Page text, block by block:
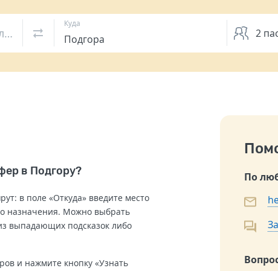
Откуда (аэропорт, адрес или вокзал)
Куда
2
в Подгору?
в поле «Откуда» введите место
назначения. Можно выбрать
выпадающих подсказок либо
и нажмите кнопку «Узнать
По